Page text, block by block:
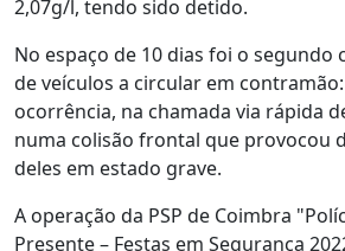
2,07g/l, tendo sido detido.
No espaço de 10 dias foi o segundo
de veículos a circular em
ocorrência, na chamada via rápida
numa colisão frontal que provocou
deles em estado grave.
A operação da PSP de Coimbra
Presente – Festas em Segurança